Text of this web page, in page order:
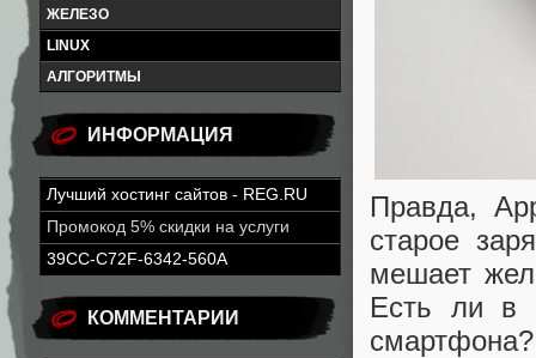
ЖЕЛЕЗО
LINUX
АЛГОРИТМЫ
ИНФОРМАЦИЯ
Лучший хостинг сайтов - REG.RU
Промокод 5% скидки на услуги
39CC-C72F-6342-560A
КОММЕНТАРИИ
Правда,
старое
мешает
Есть ли в
смартфона?